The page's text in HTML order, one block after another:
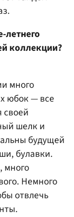
летнего
коллекции?
много
юбок — все
своей
шелк и
будущей
булавки.
много
Немного
отвлечь